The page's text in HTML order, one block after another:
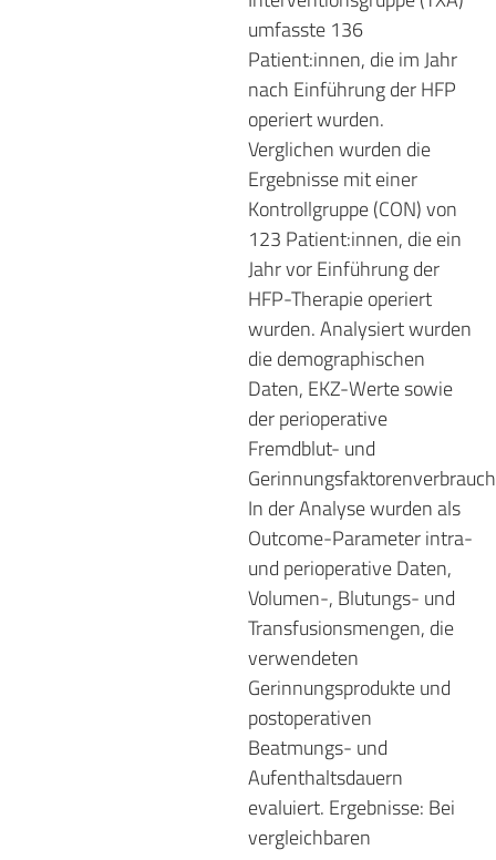
umfasste 136
Patient:innen, die im Jahr
nach Einführung der HFP
operiert wurden.
Verglichen wurden die
Ergebnisse mit einer
Kontrollgruppe (CON) von
123 Patient:innen, die ein
Jahr vor Einführung der
HFP-Therapie operiert
wurden. Analysiert wurden
die demographischen
Daten, EKZ-Werte sowie
der perioperative
Fremdblut- und
In der Analyse wurden als
Outcome-Parameter intra-
und perioperative Daten,
Volumen-, Blutungs- und
Transfusionsmengen, die
verwendeten
Gerinnungsprodukte und
postoperativen
Beatmungs- und
Aufenthaltsdauern
evaluiert. Ergebnisse: Bei
vergleichbaren